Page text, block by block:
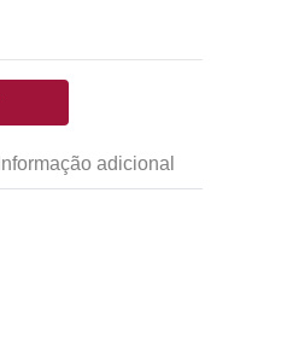
Informação adicional